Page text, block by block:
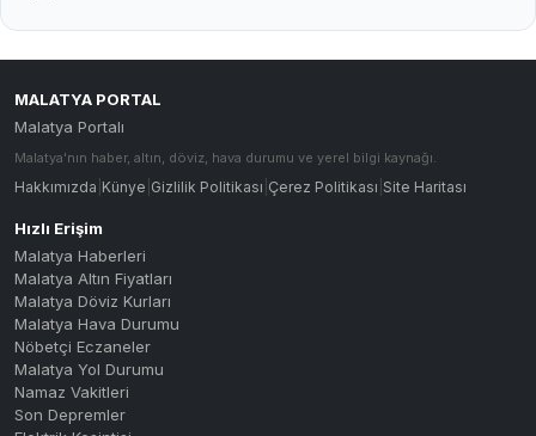
MALATYA PORTAL
Malatya Portalı
Malatya'nın haber, altın, döviz, hava durumu ve yerel bilgi kaynağı.
Hakkımızda Künye Gizlilik Politikası Çerez Politikası Site Haritası
Hızlı Erişim
Malatya Haberleri
Malatya Altın Fiyatları
Malatya Döviz Kurları
Malatya Hava Durumu
Nöbetçi Eczaneler
Malatya Yol Durumu
Namaz Vakitleri
Son Depremler